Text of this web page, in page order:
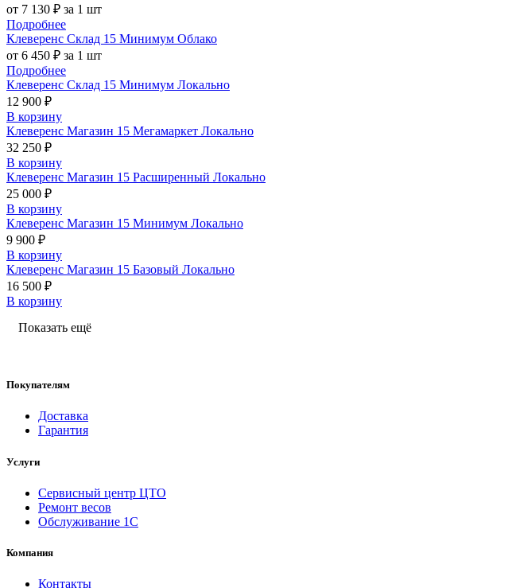
от 7 130 ₽ за 1 шт
Подробнее
Клеверенс Склад 15 Минимум Облако
от 6 450 ₽ за 1 шт
Подробнее
Клеверенс Склад 15 Минимум Локально
12 900 ₽
В корзину
Клеверенс Магазин 15 Мегамаркет Локально
32 250 ₽
В корзину
Клеверенс Магазин 15 Расширенный Локально
25 000 ₽
В корзину
Клеверенс Магазин 15 Минимум Локально
9 900 ₽
В корзину
Клеверенс Магазин 15 Базовый Локально
16 500 ₽
В корзину
Показать ещё
Покупателям
Доставка
Гарантия
Услуги
Сервисный центр ЦТО
Ремонт весов
Обслуживание 1С
Компания
Контакты